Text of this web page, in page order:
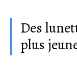
Des
plus